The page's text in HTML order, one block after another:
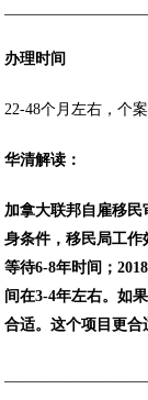
办理时间
22-48个月左右，个
华清解读：
加拿大联邦自雇移
身条件，移民局工作
等待6-8年时间；
间在3-4年左右。如
合适。这个项目更合